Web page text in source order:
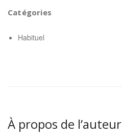
Catégories
Habituel
À propos de l’auteur